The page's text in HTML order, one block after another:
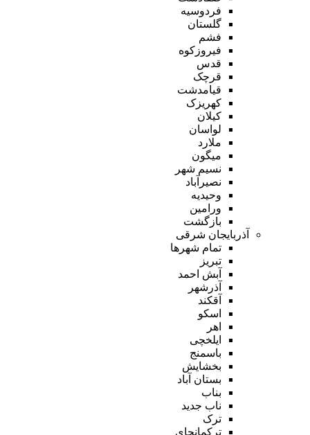
فردوسیه
گلستان
فشم
فیروزکوه
قدس
قرچک
قیامدشت
کهریزک
کیلان
لواسان
ملارد
میگون
نسیم شهر
نصیرآباد
وحیدیه
ورامین
بازگشت
آذربایجان شرقی
تمام شهر‌ها
تبریز
آبش احمد
آذرشهر
آقکند
اسکو
اهر
ایلخچی
باسمنج
بخشایش
بستان آباد
بناب
ناب جدید
ترک
ترکمانچای